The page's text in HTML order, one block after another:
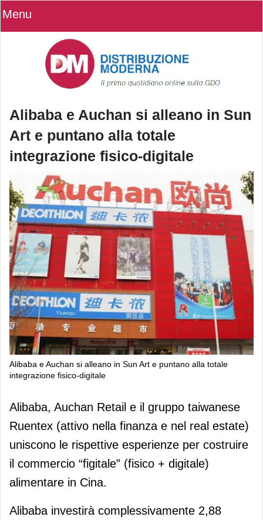
Menu
Alibaba e Auchan si alleano in Sun
Art e puntano alla totale
integrazione fisico-digitale
Alibaba e Auchan si alleano in Sun Art e puntano alla totale
integrazione fisico-digitale
Alibaba e Auchan si alleano in Sun Art
e puntano alla totale integrazione
fisico-digitale
Alibaba, Auchan Retail e il gruppo taiwanese
Ruentex (attivo nella finanza e nel real estate)
uniscono le rispettive esperienze per costruire
il commercio “figitale” (fisico + digitale)
alimentare in Cina.
Alibaba investirà complessivamente 2,88